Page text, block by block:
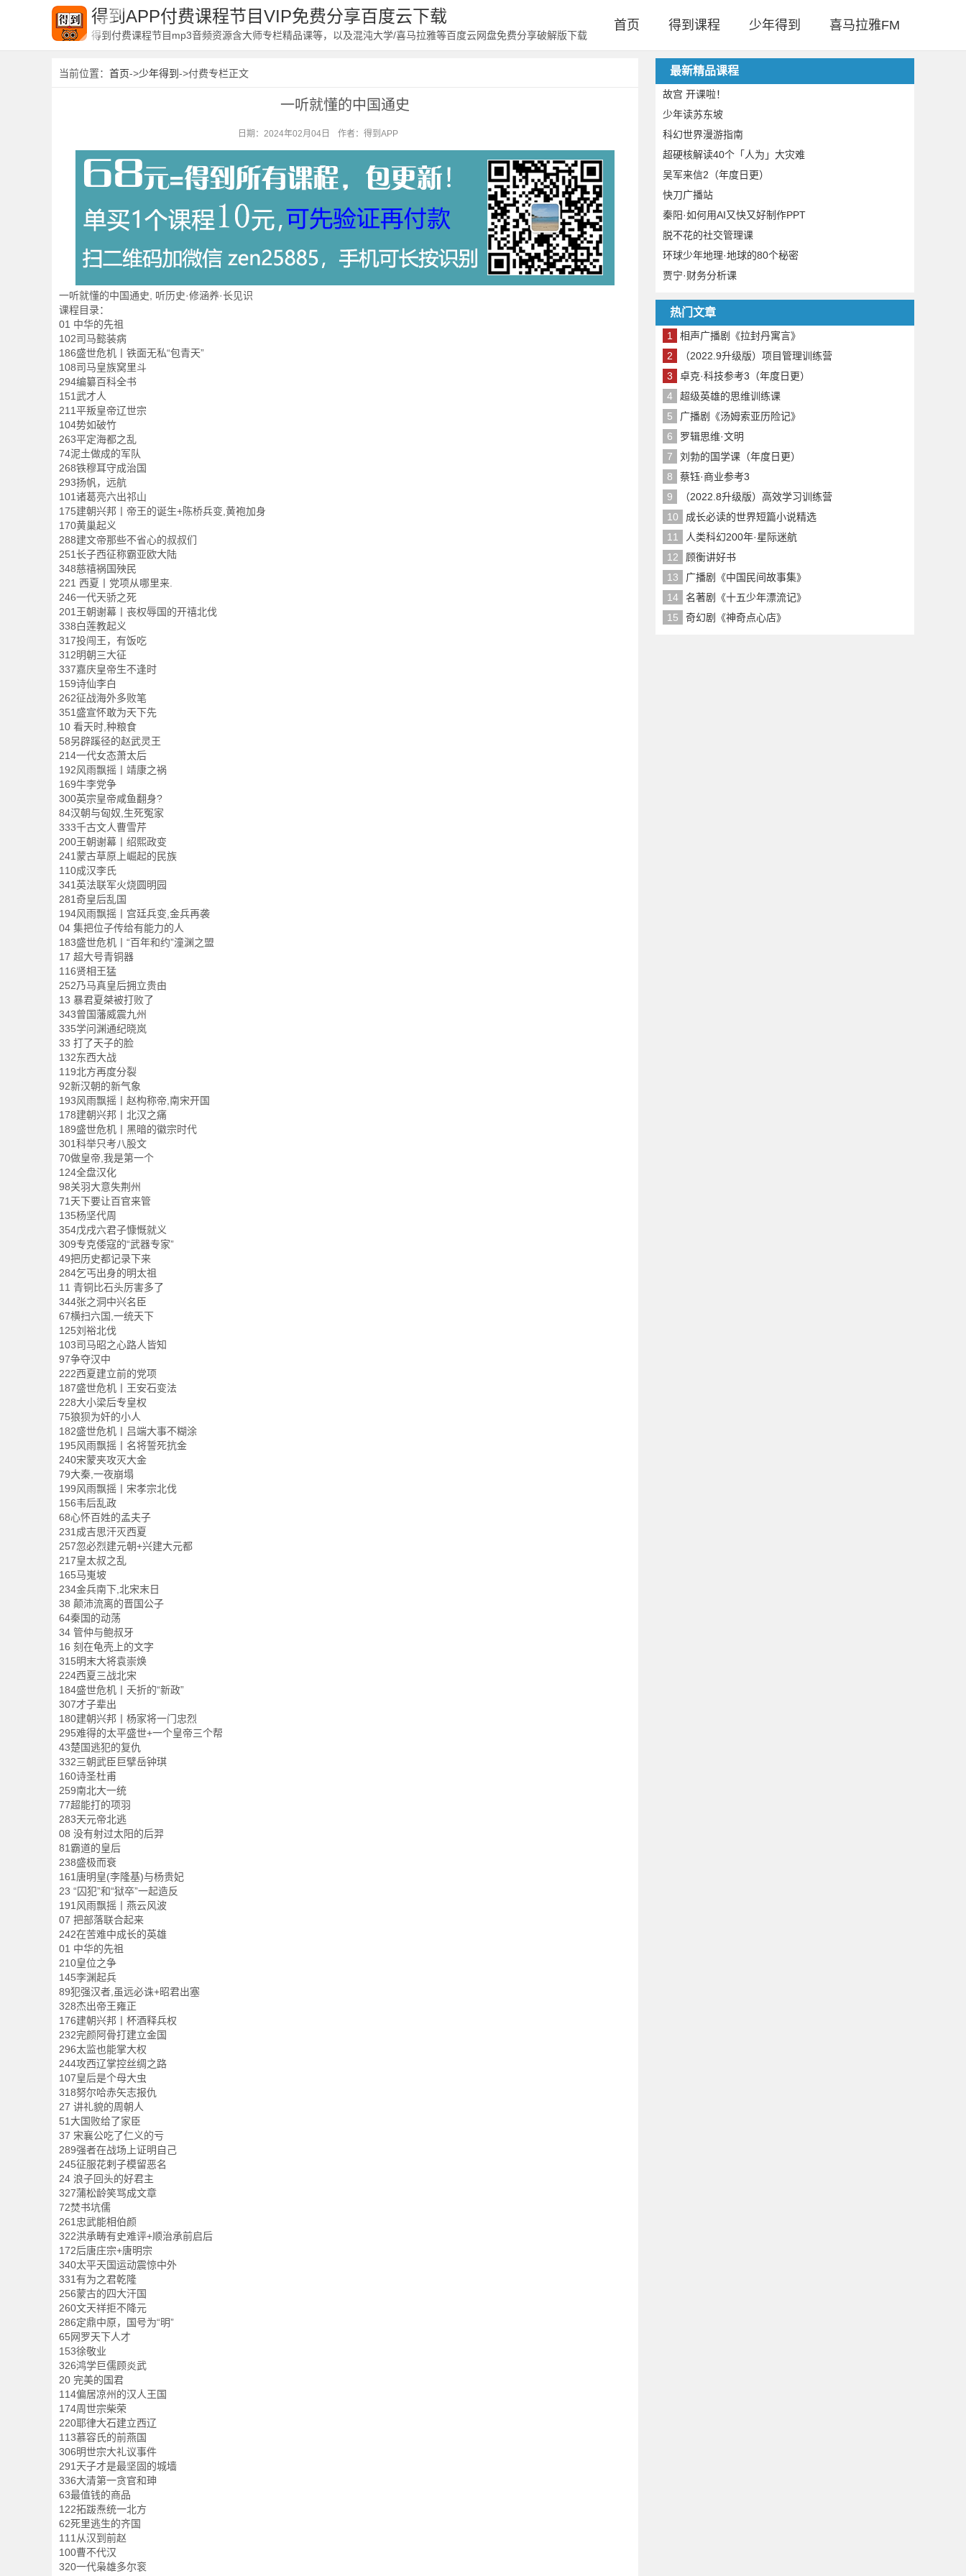
得到APP付费课程节目VIP免费分享百度云下载
得到付费课程节目mp3音频资源含大师专栏精品课等，以及混沌大学/喜马拉雅等百度云网盘免费分享破解版下载
首页 得到课程 少年得到 喜马拉雅FM
当前位置： 首页->少年得到 ->付费专栏正文
一听就懂的中国通史
日期：2024年02月04日 作者：得到APP
一听就懂的中国通史, 听历史·修涵养·长见识
课程目录：
01 中华的先祖
102司马懿装病
186盛世危机丨铁面无私“包青天”
108司马皇族窝里斗
294编纂百科全书
151武才人
211平叛皇帝辽世宗
104势如破竹
263平定海都之乱
74泥土做成的军队
268铁穆耳守成治国
293扬帆，远航
101诸葛亮六出祁山
175建朝兴邦丨帝王的诞生+陈桥兵变,黄袍加身
170黄巢起义
288建文帝那些不省心的叔叔们
251长子西征称霸亚欧大陆
348慈禧祸国殃民
221 西夏丨党项从哪里来.
246一代天骄之死
201王朝谢幕丨丧权辱国的开禧北伐
338白莲教起义
317投闯王，有饭吃
312明朝三大征
337嘉庆皇帝生不逢时
159诗仙李白
262征战海外多败笔
351盛宣怀敢为天下先
10 看天时,种粮食
58另辟蹊径的赵武灵王
214一代女态萧太后
192风雨飘摇丨靖康之祸
169牛李党争
300英宗皇帝咸鱼翻身?
84汉朝与匈奴,生死冤家
333千古文人曹雪芹
200王朝谢幕丨绍熙政变
241蒙古草原上崛起的民族
110成汉李氏
341英法联军火烧圆明园
281奇皇后乱国
194风雨飘摇丨宫廷兵变,金兵再袭
04 集把位子传给有能力的人
183盛世危机丨“百年和约”潼渊之盟
17 超大号青铜器
116贤相王猛
252乃马真皇后拥立贵由
13 暴君夏桀被打败了
343曾国藩威震九州
335学问渊通纪晓岚
33 打了天子的脸
132东西大战
119北方再度分裂
92新汉朝的新气象
193风雨飘摇丨赵构称帝,南宋开国
178建朝兴邦丨北汉之痛
189盛世危机丨黑暗的徽宗时代
301科举只考八股文
70做皇帝,我是第一个
124全盘汉化
98关羽大意失荆州
71天下要让百官来管
135杨坚代周
354戊戌六君子慷慨就义
309专克倭寇的“武器专家”
49把历史都记录下来
284乞丐出身的明太祖
11 青铜比石头厉害多了
344张之洞中兴名臣
67横扫六国,一统天下
125刘裕北伐
103司马昭之心路人皆知
97争夺汉中
222西夏建立前的党项
187盛世危机丨王安石变法
228大小梁后专皇权
75狼狈为奸的小人
182盛世危机丨吕端大事不糊涂
195风雨飘摇丨名将誓死抗金
240宋蒙夹攻灭大金
79大秦,一夜崩塌
199风雨飘摇丨宋孝宗北伐
156韦后乱政
68心怀百姓的孟夫子
231成吉思汗灭西夏
257忽必烈建元朝+兴建大元都
217皇太叔之乱
165马嵬坡
234金兵南下,北宋末日
38 颠沛流离的晋国公子
64秦国的动荡
34 管仲与鲍叔牙
16 刻在龟壳上的文字
315明末大将袁崇焕
224西夏三战北宋
184盛世危机丨夭折的“新政”
307才子辈出
180建朝兴邦丨杨家将一门忠烈
295难得的太平盛世+一个皇帝三个帮
43楚国逃犯的复仇
332三朝武臣巨擘岳钟琪
160诗圣杜甫
259南北大一统
77超能打的项羽
283天元帝北逃
08 没有射过太阳的后羿
81霸道的皇后
238盛极而衰
161唐明皇(李隆基)与杨贵妃
23 “囚犯”和“狱卒”一起造反
191风雨飘摇丨燕云风波
07 把部落联合起来
242在苦难中成长的英雄
01 中华的先祖
210皇位之争
145李渊起兵
89犯强汉者,虽远必诛+昭君出塞
328杰出帝王雍正
176建朝兴邦丨杯酒释兵权
232完颜阿骨打建立金国
296太监也能掌大权
244攻西辽掌控丝绸之路
107皇后是个母大虫
318努尔哈赤矢志报仇
27 讲礼貌的周朝人
51大国败给了家臣
37 宋襄公吃了仁义的亏
289强者在战场上证明自己
245征服花剌子模留恶名
24 浪子回头的好君主
327蒲松龄笑骂成文章
72焚书坑儒
261忠武能相伯颜
322洪承畴有史难评+顺治承前启后
172后唐庄宗+唐明宗
340太平天国运动震惊中外
331有为之君乾隆
256蒙古的四大汗国
260文天祥拒不降元
286定鼎中原，国号为“明”
65网罗天下人才
153徐敬业
326鸿学巨儒顾炎武
20 完美的国君
114偏居凉州的汉人王国
174周世宗柴荣
220耶律大石建立西辽
113慕容氏的前燕国
306明世宗大礼议事件
291天子才是最坚固的城墙
336大清第一贪官和珅
63最值钱的商品
122拓跋焘统一北方
62死里逃生的齐国
111从汉到前赵
100曹不代汉
320一代枭雄多尔衮
最新精品课程
故宫 开课啦！
少年读苏东坡
科幻世界漫游指南
超硬核解读40个「人为」大灾难
吴军来信2（年度日更）
快刀广播站
秦阳·如何用AI又快又好制作PPT
脱不花的社交管理课
环球少年地理·地球的80个秘密
贾宁·财务分析课
热门文章
1
相声广播剧《拉封丹寓言》
2
（2022.9升级版）项目管理训练营
3
卓克·科技参考3（年度日更）
4
超级英雄的思维训练课
5
广播剧《汤姆索亚历险记》
6
罗辑思维·文明
7
刘勃的国学课（年度日更）
8
蔡钰·商业参考3
9
（2022.8升级版）高效学习训练营
10
成长必读的世界短篇小说精选
11
人类科幻200年·星际迷航
12
顾衡讲好书
13
广播剧《中国民间故事集》
14
名著剧《十五少年漂流记》
15
奇幻剧《神奇点心店》